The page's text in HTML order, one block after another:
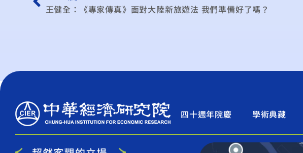
王健全：《專家傳真》面對大陸新旅遊法 我們準備好了嗎？
四十週年院慶 學術典藏